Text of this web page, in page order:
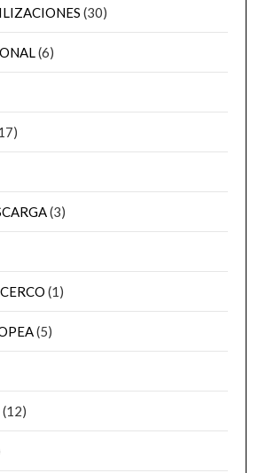
(30)
(6)
(3)
(1)
(5)
(12)